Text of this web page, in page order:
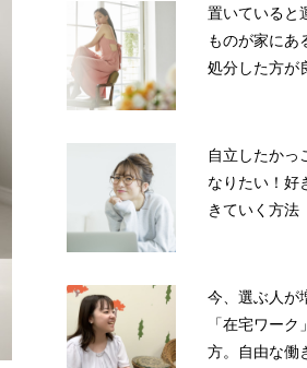
置いていると
ものが家にあ
処分した方が
自立したかっ
なりたい！好
きていく方法
今、選ぶ人が
「在宅ワー
方。自由な働